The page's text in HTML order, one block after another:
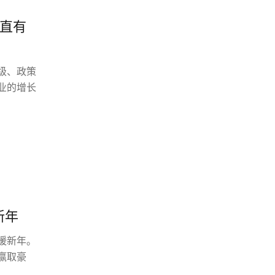
有
、政策
的增长
年
年。
取豪